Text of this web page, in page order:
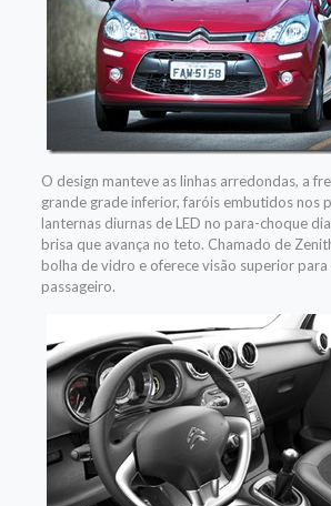
O design manteve as linhas arredondas, a
grande grade inferior, faróis embutidos nos
lanternas diurnas de LED no para-choque
brisa que avança no teto. Chamado de
bolha de vidro e oferece visão superior
passageiro.